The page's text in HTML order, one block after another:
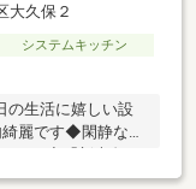
大久保２
システムキッチン
生活に嬉しい設
麗です◆閑静な住
ます◆「新大久